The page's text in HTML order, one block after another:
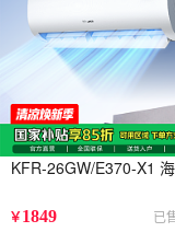
KFR-26GW/E370-X1
￥ 1849
已